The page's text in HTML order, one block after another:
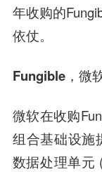
年收购的
依仗。
Fungible，微
微软在收购
组合基础设施
数据处理单元